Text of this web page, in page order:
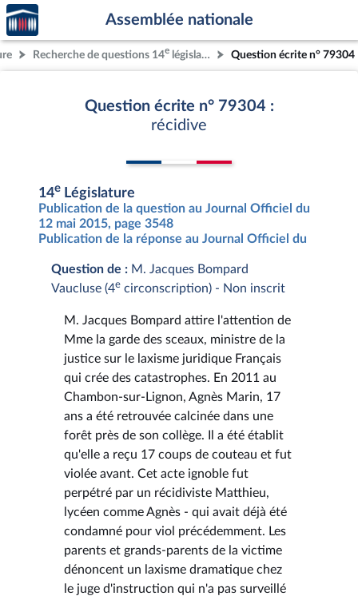
Aller au contenu
Aller en bas de la page
Accèder
à la
page
d'accueil
Assemblée nationale
Recherche de questions 14e législature Question écrite n° 79304
Question écrite n° 79304 :
récidive
14e Législature
Publication de la question au Journal Officiel du
12 mai 2015, page 3548
Publication de la réponse au Journal Officiel du
Question de : M. Jacques Bompard
Vaucluse (4e circonscription) - Non inscrit
M. Jacques Bompard attire l'attention de
Mme la garde des sceaux, ministre de la
justice sur le laxisme juridique Français
qui crée des catastrophes. En 2011 au
Chambon-sur-Lignon, Agnès Marin, 17
ans a été retrouvée calcinée dans une
forêt près de son collège. Il a été établit
qu'elle a reçu 17 coups de couteau et fut
violée avant. Cet acte ignoble fut
perpétré par un récidiviste Matthieu,
lycéen comme Agnès - qui avait déjà été
condamné pour viol précédemment. Les
parents et grands-parents de la victime
dénoncent un laxisme dramatique chez
le juge d'instruction qui n'a pas surveillé